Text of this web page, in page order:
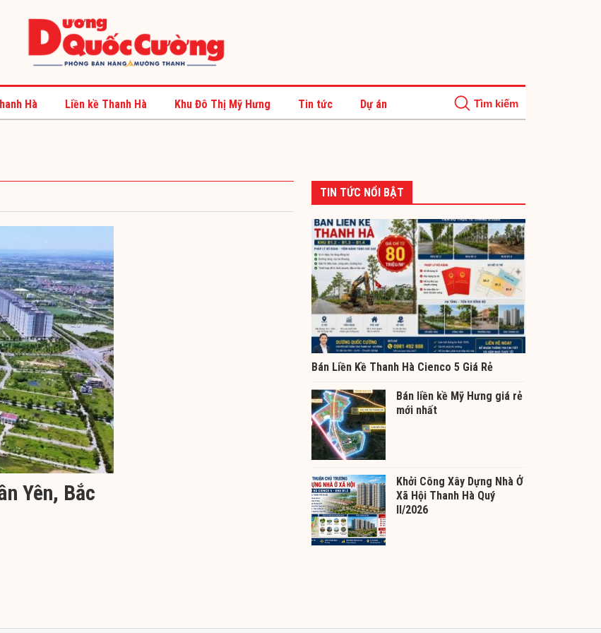
Hà Liền kề Thanh Hà Khu Đô Thị Mỹ Hưng Tin tức Dự án
Yên, Bắc
TIN TỨC NỔI BẬT
Bán Liền Kề Thanh Hà Cienco 5 Giá Rẻ
Bán liền kề Mỹ Hưng giá rẻ
mới nhất
Khởi Công Xây Dựng Nhà Ở
Xã Hội Thanh Hà Quý
II/2026